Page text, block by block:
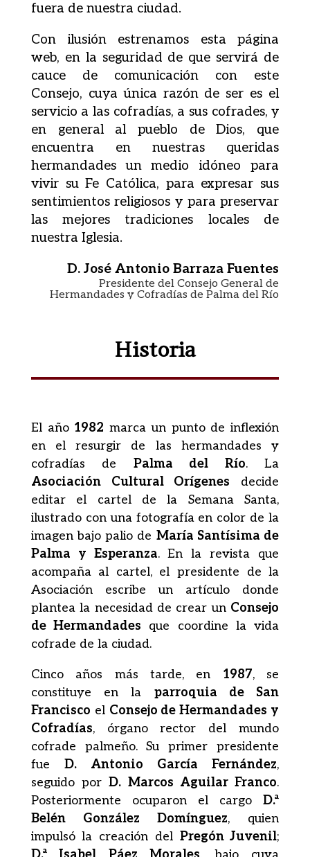
fuera de nuestra ciudad.
Con ilusión estrenamos esta página
web, en la seguridad de que servirá de
cauce de comunicación con este
Consejo, cuya única razón de ser es el
servicio a las cofradías, a sus cofrades, y
en general al pueblo de Dios, que
encuentra en nuestras queridas
hermandades un medio idóneo para
vivir su Fe Católica, para expresar sus
sentimientos religiosos y para preservar
las mejores tradiciones locales de
nuestra Iglesia.
D. José Antonio Barraza Fuentes
Presidente del Consejo General de
Hermandades y Cofradías de Palma del Río
Historia
El año 1982 marca un punto de inflexión
en el resurgir de las hermandades y
cofradías de Palma del Río. La
Asociación Cultural Orígenes decide
editar el cartel de la Semana Santa,
ilustrado con una fotografía en color de la
imagen bajo palio de María Santísima de
Palma y Esperanza. En la revista que
acompaña al cartel, el presidente de la
Asociación escribe un artículo donde
plantea la necesidad de crear un Consejo
de Hermandades que coordine la vida
cofrade de la ciudad.
Cinco años más tarde, en 1987, se
constituye en la parroquia de San
Francisco el Consejo de Hermandades y
Cofradías, órgano rector del mundo
cofrade palmeño. Su primer presidente
fue D. Antonio García Fernández,
seguido porD. Marcos Aguilar Franco.
Posteriormente ocuparon el cargoD.ª
Belén González Domínguez, quien
impulsó la creación del Pregón Juvenil;